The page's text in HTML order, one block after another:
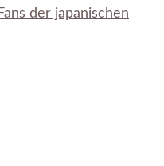
der japanischen